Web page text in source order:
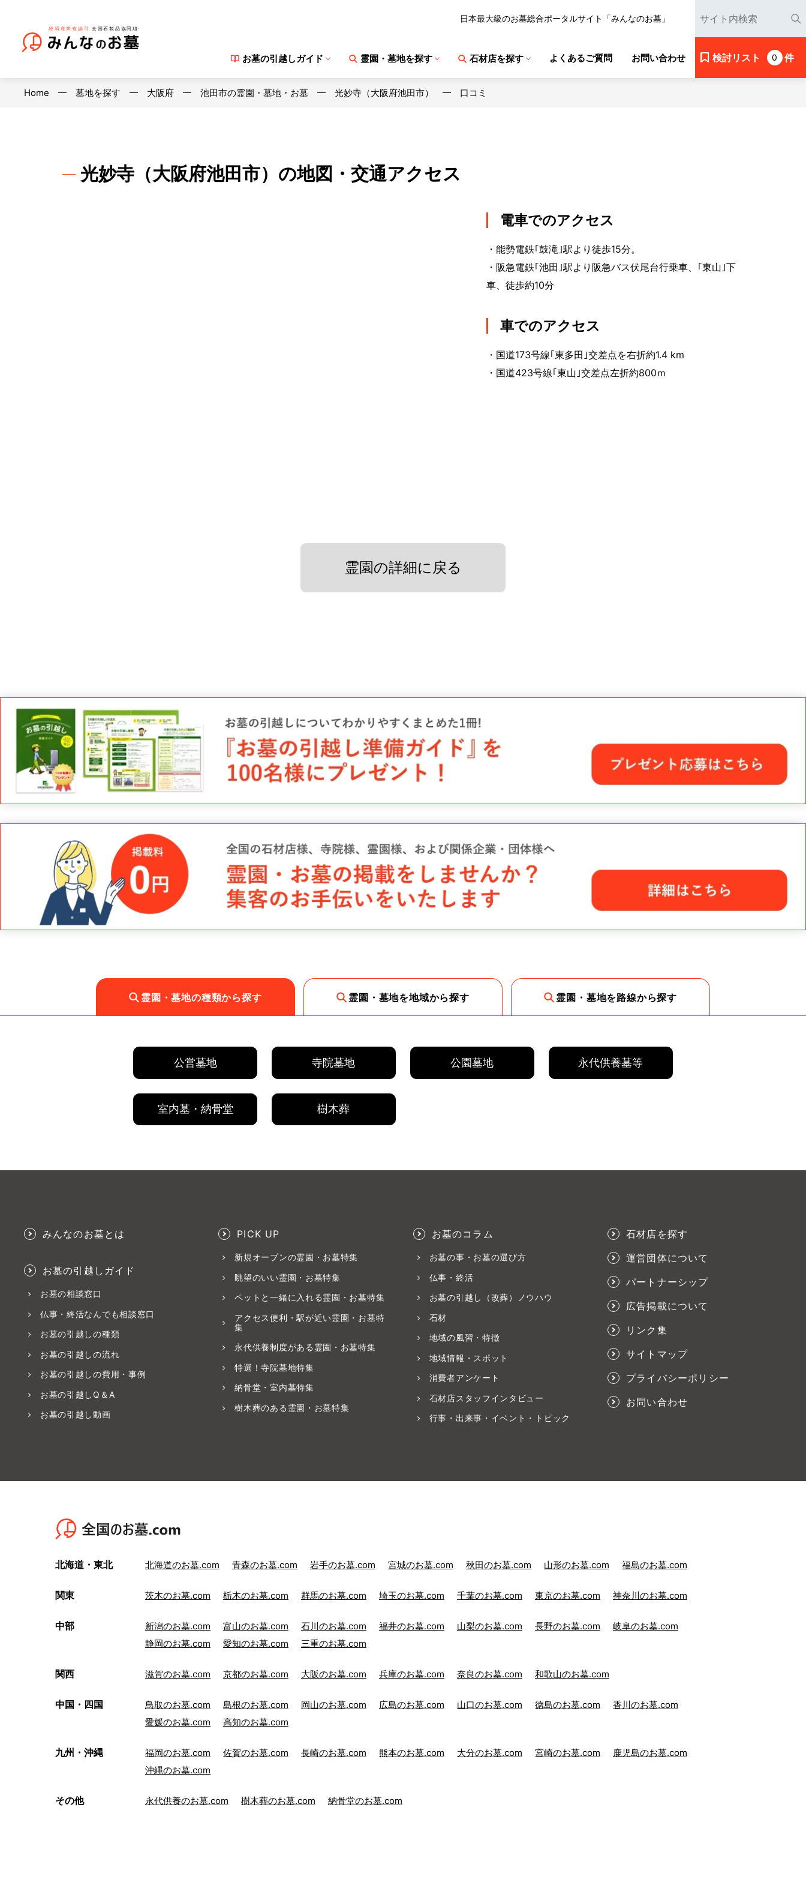
日本最大級のお墓総合ポータルサイト「みんなのお墓」
お墓の引越しガイド 霊園・墓地を探す 石材店を探す よくあるご質問 お問い合わせ 検討リスト 0 件
Home 墓地を探す 大阪府 池田市の霊園・墓地・お墓 光妙寺（大阪府池田市） 口コミ
光妙寺（大阪府池田市）の地図・交通アクセス
電車でのアクセス
・能勢電鉄｢鼓滝｣駅より徒歩15分。
・阪急電鉄｢池田｣駅より阪急バス伏尾台行乗車、｢東山｣下
車、徒歩約10分
車でのアクセス
・国道173号線｢東多田｣交差点を右折約1.4 km
・国道423号線｢東山｣交差点左折約800ｍ
霊園の詳細に戻る
霊園・墓地の種類から探す 霊園・墓地を地域から探す 霊園・墓地を路線から探す
公営墓地 寺院墓地 公園墓地 永代供養墓等
室内墓・納骨堂 樹木葬
みんなのお墓とは
お墓の引越しガイド
お墓の相談窓口
仏事・終活なんでも相談窓口
お墓の引越しの種類
お墓の引越しの流れ
お墓の引越しの費用・事例
お墓の引越しQ＆A
お墓の引越し動画
PICK UP
新規オープンの霊園・お墓特集
眺望のいい霊園・お墓特集
ペットと一緒に入れる霊園・お墓特集
アクセス便利・駅が近い霊園・お墓特
集
永代供養制度がある霊園・お墓特集
特選！寺院墓地特集
納骨堂・室内墓特集
樹木葬のある霊園・お墓特集
お墓のコラム
お墓の事・お墓の選び方
仏事・終活
お墓の引越し（改葬）ノウハウ
石材
地域の風習・特徴
地域情報・スポット
消費者アンケート
石材店スタッフインタビュー
行事・出来事・イベント・トピック
石材店を探す
運営団体について
パートナーシップ
広告掲載について
リンク集
サイトマップ
プライバシーポリシー
お問い合わせ
北海道・東北 北海道のお墓.com 青森のお墓.com 岩手のお墓.com 宮城のお墓.com 秋田のお墓.com 山形のお墓.com 福島のお墓.com
関東 茨木のお墓.com 栃木のお墓.com 群馬のお墓.com 埼玉のお墓.com 千葉のお墓.com 東京のお墓.com 神奈川のお墓.com
中部 新潟のお墓.com 富山のお墓.com 石川のお墓.com 福井のお墓.com 山梨のお墓.com 長野のお墓.com
岐阜のお墓.com
静岡のお墓.com
愛知のお墓.com 三重のお墓.com
関西 滋賀のお墓.com 京都のお墓.com 大阪のお墓.com 兵庫のお墓.com 奈良のお墓.com 和歌山のお墓.com
中国・四国 鳥取のお墓.com 島根のお墓.com 岡山のお墓.com 広島のお墓.com 山口のお墓.com 徳島のお墓.com
香川のお墓.com
愛媛のお墓.com
高知のお墓.com
九州・沖縄 福岡のお墓.com 佐賀のお墓.com 長崎のお墓.com 熊本のお墓.com 大分のお墓.com 宮崎のお墓.com
鹿児島のお墓.com
沖縄のお墓.com
その他 永代供養のお墓.com 樹木葬のお墓.com 納骨堂のお墓.com